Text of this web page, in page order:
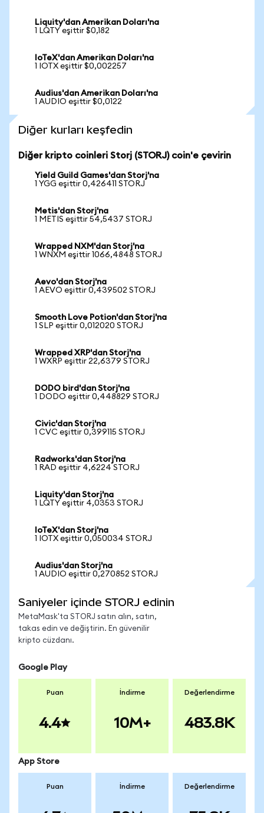
Liquity'dan Amerikan Doları'na
1 LQTY eşittir $0,182
IoTeX'dan Amerikan Doları'na
1 IOTX eşittir $0,002257
Audius'dan Amerikan Doları'na
1 AUDIO eşittir $0,0122
Diğer kurları keşfedin
Diğer kripto coinleri Storj (STORJ) coin'e çevirin
Yield Guild Games'dan Storj'na
1 YGG eşittir 0,426411 STORJ
Metis'dan Storj'na
1 METIS eşittir 54,5437 STORJ
Wrapped NXM'dan Storj'na
1 WNXM eşittir 1066,4848 STORJ
Aevo'dan Storj'na
1 AEVO eşittir 0,439502 STORJ
Smooth Love Potion'dan Storj'na
1 SLP eşittir 0,012020 STORJ
Wrapped XRP'dan Storj'na
1 WXRP eşittir 22,6379 STORJ
DODO bird'dan Storj'na
1 DODO eşittir 0,448829 STORJ
Civic'dan Storj'na
1 CVC eşittir 0,399115 STORJ
Radworks'dan Storj'na
1 RAD eşittir 4,6224 STORJ
Liquity'dan Storj'na
1 LQTY eşittir 4,0353 STORJ
IoTeX'dan Storj'na
1 IOTX eşittir 0,050034 STORJ
Audius'dan Storj'na
1 AUDIO eşittir 0,270852 STORJ
Saniyeler içinde STORJ edinin
MetaMask'ta STORJ satın alın, satın,
takas edin ve değiştirin. En güvenilir
kripto cüzdanı.
Google Play
Puan
4.4
İndirme
10M+
Değerlendirme
483.8K
App Store
Puan İndirme Değerlendirme